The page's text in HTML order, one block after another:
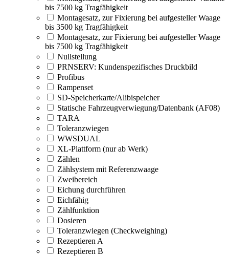
bis 7500 kg Tragfähigkeit
Montagesatz, zur Fixierung bei aufgesteller Waage
bis 3500 kg Tragfähigkeit
Montagesatz, zur Fixierung bei aufgesteller Waage
bis 7500 kg Tragfähigkeit
Nullstellung
PRNSERV: Kundenspezifisches Druckbild
Profibus
Rampenset
SD-Speicherkarte/Alibispeicher
Statische Fahrzeugverwiegung/Datenbank (AF08)
TARA
Toleranzwiegen
WWSDUAL
XL-Plattform (nur ab Werk)
Zählen
Zählsystem mit Referenzwaage
Zweibereich
Eichung durchführen
Eichfähig
Zählfunktion
Dosieren
Toleranzwiegen (Checkweighing)
Rezeptieren A
Rezeptieren B